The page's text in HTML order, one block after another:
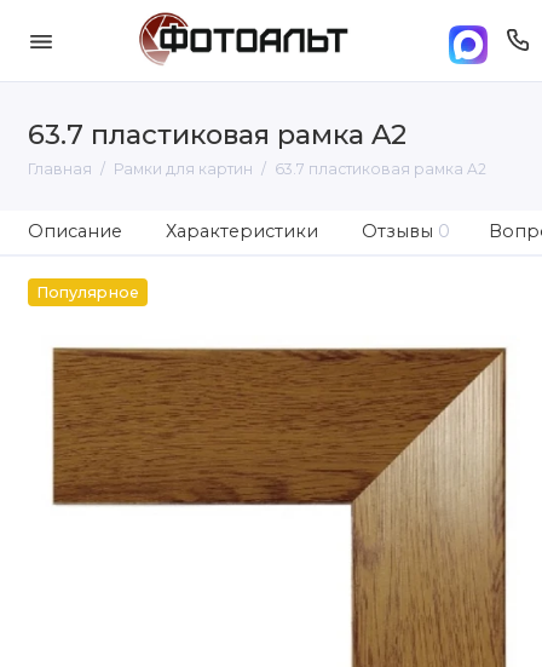
63.7 пластиковая рамка A2
Главная Рамки для картин 63.7 пластиковая рамка A2
Описание Характеристики Отзывы 0
Популярное